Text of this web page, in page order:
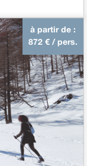
à partir de :
872 € / pers.